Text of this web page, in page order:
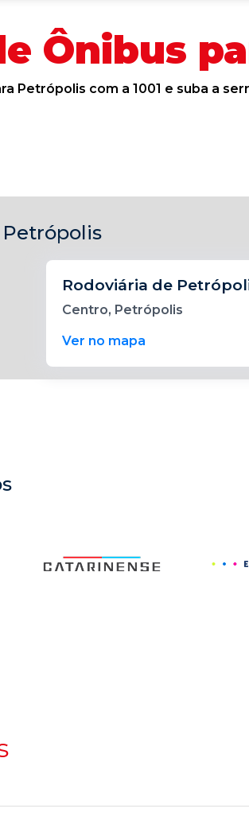
Ônibus
Petrópolis com a 1001 e suba a
Rodoviária de
Centro, Petrópolis
Ver no mapa